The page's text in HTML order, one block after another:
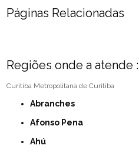
Páginas Relacionadas
Regiões onde a atende :
Curitiba Metropolitana de Curitiba
Abranches
Afonso Pena
Ahú